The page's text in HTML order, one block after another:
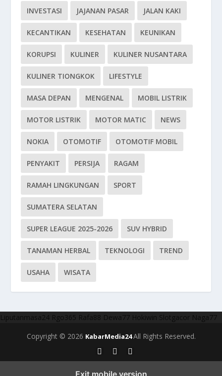
INVESTASI JAJANAN PASAR JALAN KAKI
KECANTIKAN KESEHATAN KEUNIKAN
KORUPSI KULINER KULINER NUSANTARA
KULINER TIONGKOK LIFESTYLE
MASA DEPAN MENGENAL MOBIL LISTRIK
MOTOR LISTRIK MOTOR MATIC NEWS
NOKIA OTOMOTIF OTOMOTIF MOBIL
PENYAKIT PERSIJA RAGAM
RAMAH LINGKUNGAN SPORT
SUMATERA SELATAN
SUPER LEAGUE 2025-2026 SUV HYBRID
TANAMAN HERBAL TEKNOLOGI TREND
USAHA WISATA
Liputanmasa24 Rgo365 Rafa88 Dewa77 Hokiwin Slotgacor Naga77
Copyright © 2026 KabarMedia24All Rights Reserved.
Exit mobile version